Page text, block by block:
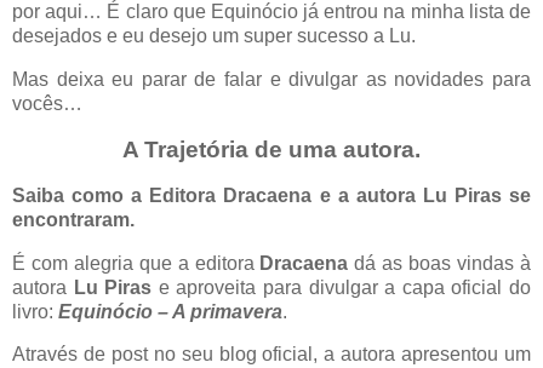
por aqui… É claro que Equinócio já entrou na minha lista de
desejados e eu desejo um super sucesso a Lu.
Mas deixa eu parar de falar e divulgar as novidades para
vocês…
A Trajetória de uma autora.
Saiba como a Editora Dracaena e a autora Lu Piras se
encontraram.
É com alegria que a editora Dracaena dá as boas vindas à
autora Lu Piras e aproveita para divulgar a capa oficial do
livro: Equinócio – A primavera.
Através de post no seu blog oficial, a autora apresentou um